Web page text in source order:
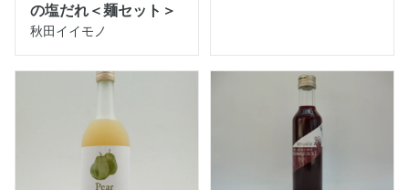
の塩だれ＜麺セット＞
秋田イイモノ